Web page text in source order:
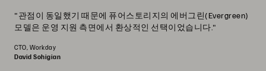
"관점이 동일했기 때문에 퓨어스토리지의 에버그린(Evergreen)
모델은 운영 지원 측면에서 환상적인 선택이었습니다."
CTO, Workday
David Sohigian